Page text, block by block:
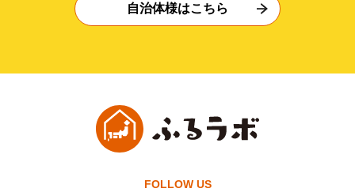
自治体様はこちら
FOLLOW US